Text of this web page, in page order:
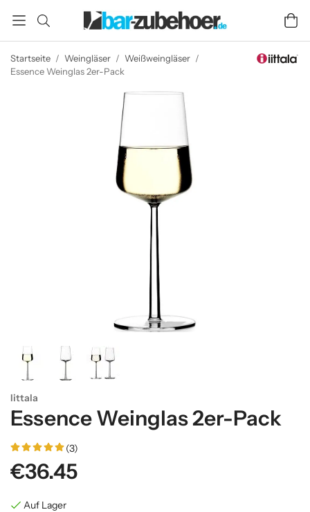
Startseite / Weingläser / Weißweingläser /
Essence Weinglas 2er-Pack
Iittala
Essence Weinglas 2er-Pack
(3)
€36.45
Auf Lager